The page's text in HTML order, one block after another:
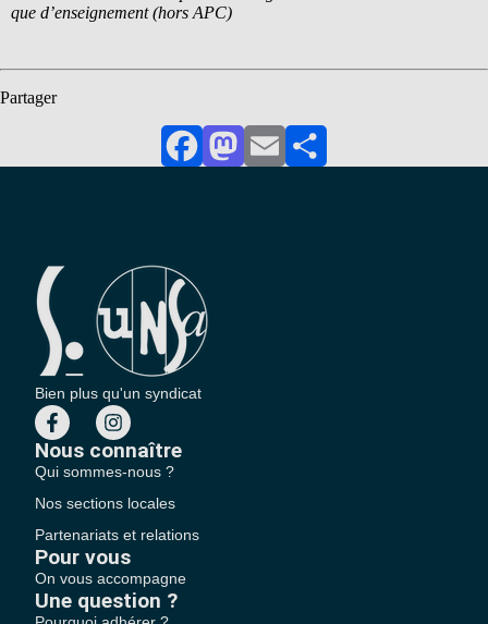
que d’enseignement (hors APC)
Partager
FacebookMastodon
EmailPartager
Bien plus qu'un syndicat
Nous connaître
Qui sommes-nous ?
Nos sections locales
Partenariats et relations
Pour vous
On vous accompagne
Une question ?